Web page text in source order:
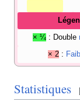
× ¼ : Double
× 2 :
Statistiques